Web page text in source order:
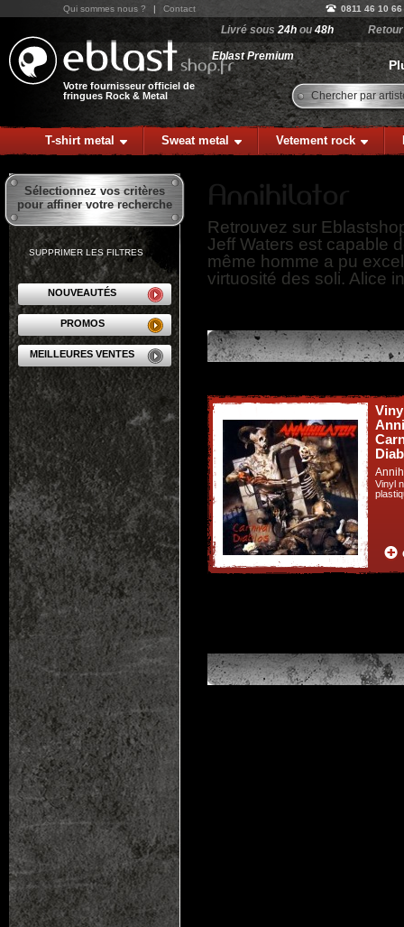
Votre fournisseur officiel de
fringues Rock & Metal
Chercher par
Qui sommes nous ? | Contact 0811 46 10 66
Livré sous24h ou48h
Eblast Premium
T-shirt metal Sweat metal Vetement rock
Sélectionnez vos critères
pour affiner votre recherche
SUPPRIMER LES FILTRES
NOUVEAUTÉS
PROMOS
MEILLEURES VENTES
Retrouvez sur
Jeff Waters est capable
même homme a pu
virtuosité des soli. Alice
Vinyl